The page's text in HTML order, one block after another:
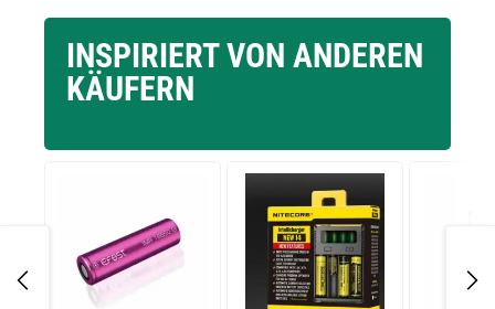
INSPIRIERT VON ANDEREN
KÄUFERN